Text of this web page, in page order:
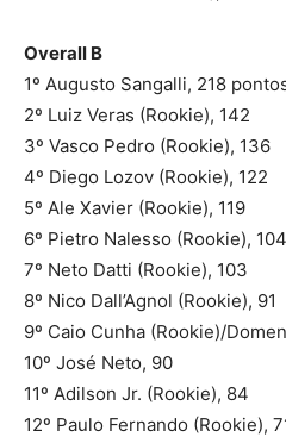
Overall B
1º Augusto Sangalli, 218
2º Luiz Veras (Rookie), 142
3º Vasco Pedro (Rookie), 136
4º Diego Lozov (Rookie), 122
5º Ale Xavier (Rookie), 119
6º Pietro Nalesso (Rookie), 104
7º Neto Datti (Rookie), 103
8º Nico Dall’Agnol (Rookie), 91
9º Caio Cunha (Rookie)/
10º José Neto, 90
11º Adilson Jr. (Rookie), 84
12º Paulo Fernando (Rookie),